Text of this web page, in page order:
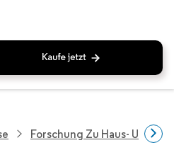
Forschung Zu Haus- Und